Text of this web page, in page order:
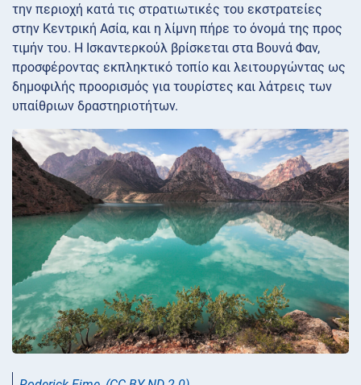
την περιοχή κατά τις στρατιωτικές του εκστρατείες
στην Κεντρική Ασία, και η λίμνη πήρε το όνομά της προς
τιμήν του. Η Ισκαντερκούλ βρίσκεται στα Βουνά Φαν,
προσφέροντας εκπληκτικό τοπίο και λειτουργώντας ως
δημοφιλής προορισμός για τουρίστες και λάτρεις των
υπαίθριων δραστηριοτήτων.